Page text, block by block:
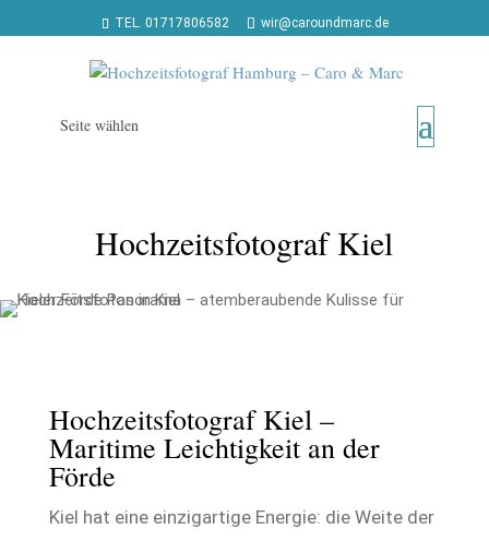
TEL. 01717806582 wir@caroundmarc.de
Seite wählen
Hochzeitsfotograf Kiel
Hochzeitsfotograf Kiel –
Maritime Leichtigkeit an der
Förde
Kiel hat eine einzigartige Energie: die Weite der